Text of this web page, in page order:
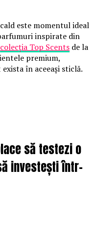
este momentul ideal
inspirate din
colecția Top Scents de la
premium,
în aceeași sticlă.
să testezi o
investești într-